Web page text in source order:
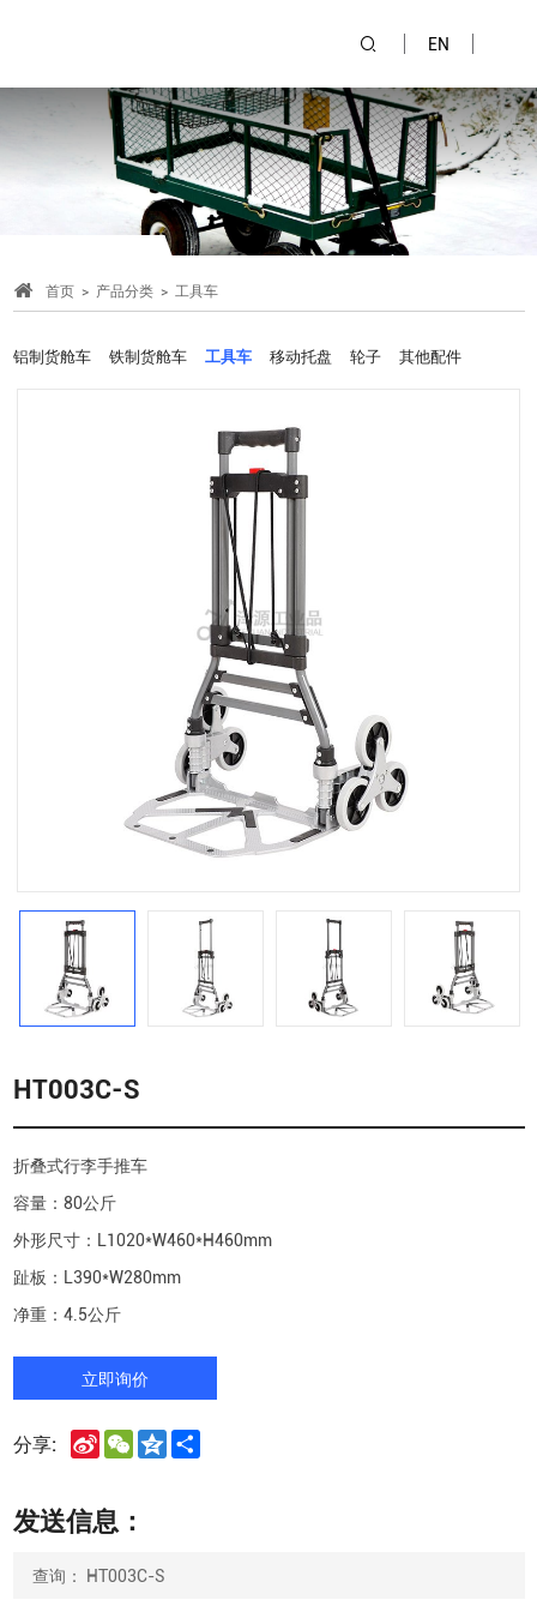
EN
首页 产品分类 工具车
铝制货舱车 铁制货舱车 工具车 移动托盘 轮子 其他配件
HT003C-S
折叠式行李手推车
容量：80公斤
外形尺寸：L1020*W460*H460mm
趾板：L390*W280mm
净重：4.5公斤
立即询价
分享:
Sina
Weibo
WeChat
QzoneShare
发送信息：